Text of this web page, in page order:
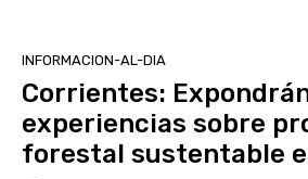
INFORMACION-AL-DIA
Corrientes:
experiencias sobre
forestal sustentable